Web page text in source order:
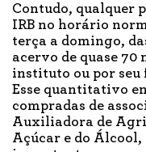
Contudo, qualquer
IRB no horário
terça a domingo,
acervo de quase
instituto ou por seu
Esse quantitativo
compradas de
Auxiliadora de
Açúcar e do Álcool,